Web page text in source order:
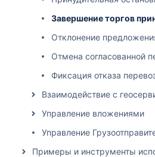
Завершение торгов
Отклонение
Отмена согласованной
Фиксация отказа
Взаимодействие с
Управление вложениями
Управление
Примеры и инструменты